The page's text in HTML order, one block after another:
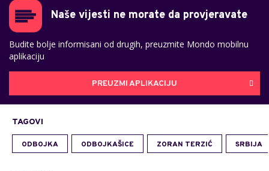
Naše vijesti ne morate da provjeravate
Budite bolje informisani od drugih, preuzmite Mondo mobilnu
aplikaciju
PREUZMI APLIKACIJU
TAGOVI
ODBOJKA ODBOJKAŠICE ZORAN TERZIĆ SRBIJA